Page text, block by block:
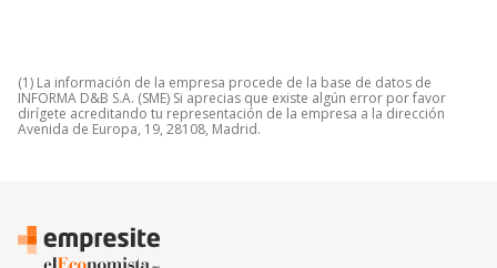
(1) La información de la empresa procede de la base de datos de
INFORMA D&B S.A. (SME) Si aprecias que existe algún error por favor
dirígete acreditando tu representación de la empresa a la dirección
Avenida de Europa, 19, 28108, Madrid.